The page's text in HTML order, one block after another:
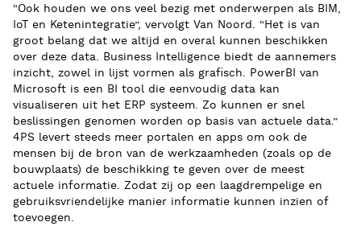
“Ook houden we ons veel bezig met onderwerpen als BIM,
IoT en Ketenintegratie”, vervolgt Van Noord. “Het is van
groot belang dat we altijd en overal kunnen beschikken
over deze data. Business Intelligence biedt de aannemers
inzicht, zowel in lijst vormen als grafisch. PowerBI van
Microsoft is een BI tool die eenvoudig data kan
visualiseren uit het ERP systeem. Zo kunnen er snel
beslissingen genomen worden op basis van actuele data.”
4PS levert steeds meer portalen en apps om ook de
mensen bij de bron van de werkzaamheden (zoals op de
bouwplaats) de beschikking te geven over de meest
actuele informatie. Zodat zij op een laagdrempelige en
gebruiksvriendelijke manier informatie kunnen inzien of
toevoegen.